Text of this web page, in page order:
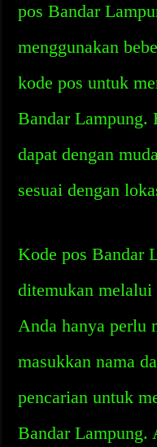
pos Bandar
menggunakan
kode pos untuk
Bandar Lampung.
dapat dengan
sesuai dengan
Kode pos Bandar
ditemukan melalui
Anda hanya perlu
masukkan nama
pencarian untuk
Bandar Lampung.